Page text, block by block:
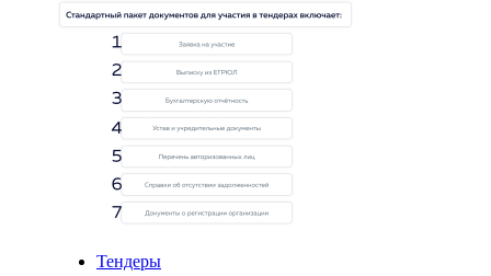
Тендеры